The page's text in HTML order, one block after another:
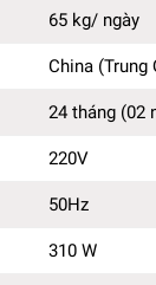
Kim loại sơn tĩnh
65 kg/ ngày
China (Trung
24 tháng (02
220V
50Hz
310 W